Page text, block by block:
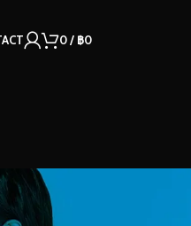
0/ ฿0